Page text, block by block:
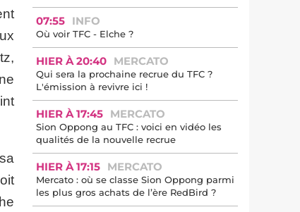
07:55 INFO
Où voir TFC - Elche ?
HIER À 20:40 MERCATO
Qui sera la prochaine recrue du TFC ?
L'émission à revivre ici !
HIER À 17:45 MERCATO
Sion Oppong au TFC : voici en vidéo les
qualités de la nouvelle recrue
HIER À 17:15 MERCATO
Mercato : où se classe Sion Oppong parmi
les plus gros achats de l’ère RedBird ?